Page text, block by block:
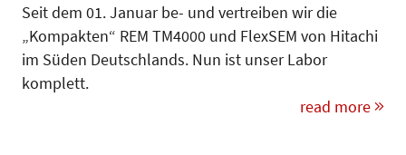
Seit dem 01. Januar be- und vertreiben wir die
„Kompakten“ REM TM4000 und FlexSEM von Hitachi
im Süden Deutschlands. Nun ist unser Labor
komplett.
read more